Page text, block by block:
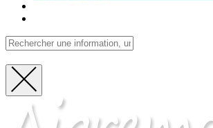
Fermer
recherche